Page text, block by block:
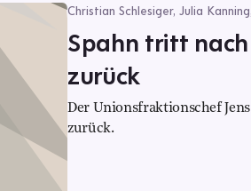
Christian Schlesiger, Julia
Spahn tritt
zurück
Der Unionsfraktionschef
zurück.